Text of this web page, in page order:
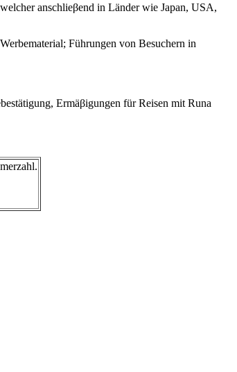
anschlieβend in Länder wie Japan, USA,
Führungen von Besuchern in
Ermäβigungen für Reisen mit Runa